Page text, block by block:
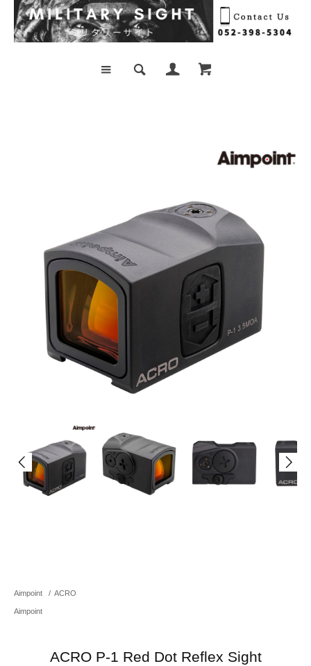
Aimpoint / ACRO
Aimpoint
ACRO P-1 Red Dot Reflex Sight